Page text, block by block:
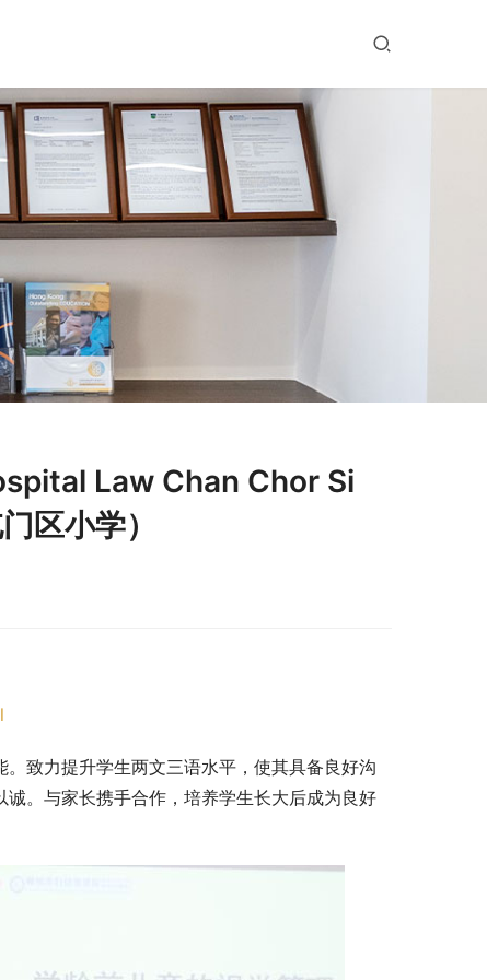
Law Chan Chor Si
区小学）
致力提升学生两文三语水平，使其具备良好沟
。与家长携手合作，培养学生长大后成为良好